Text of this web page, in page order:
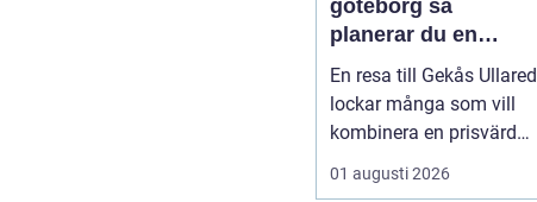
göteborg så
planerar du en
smidig shoppingdag
En resa till Gekås Ullared
lockar många som vill
kombinera en prisvärd
shoppingdag med en
enkel och bekväm
01 augusti 2026